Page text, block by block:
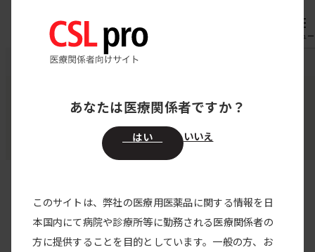
メニュー
CSL pro 製品の供給状況
製品の供給状況
取扱特約店の情報
出荷対応の状況・出荷量の状況
あなたは医療関係者ですか？
はい いいえ
このサイトは、弊社の医療用医薬品に関する情報を日
本国内にて病院や診療所等に勤務される医療関係者の
方に提供することを目的としています。一般の方、お